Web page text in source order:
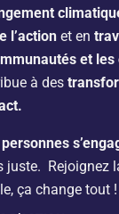
l’action et en
et
à des
juste. Rejoignez
ça change tout !